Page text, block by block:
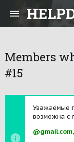
Members
#15
Уважаемые
возможна с